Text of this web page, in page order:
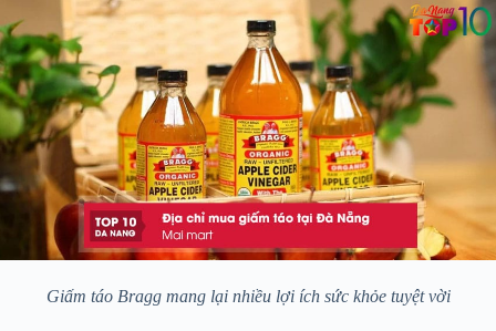
Giấm táo Bragg mang lại nhiều lợi ích sức khỏe tuyệt vời